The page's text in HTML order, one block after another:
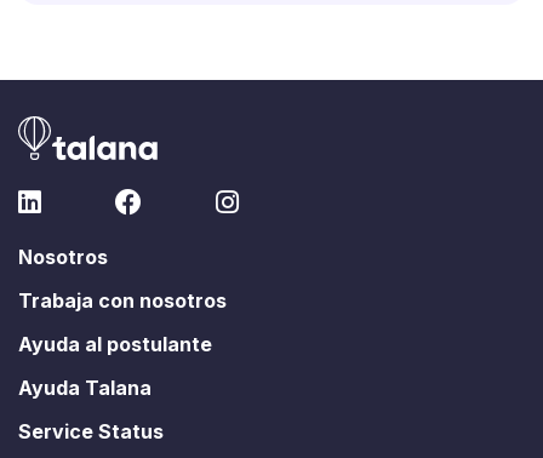
Nosotros
Trabaja con nosotros
Ayuda al postulante
Ayuda Talana
Service Status